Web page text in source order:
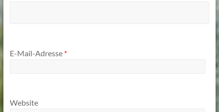
E-Mail-Adresse *
Website